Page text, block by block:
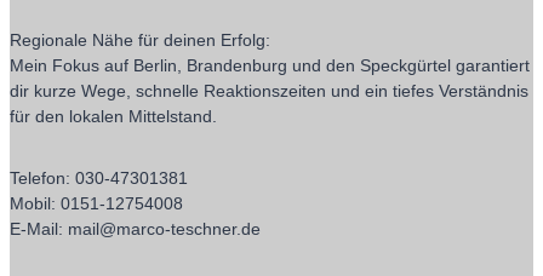
Regionale Nähe für deinen Erfolg:
Mein Fokus auf Berlin, Brandenburg und den Speckgürtel garantiert
dir kurze Wege, schnelle Reaktionszeiten und ein tiefes Verständnis
für den lokalen Mittelstand.
Telefon: 030-47301381
Mobil: 0151-12754008
E-Mail: mail@marco-teschner.de